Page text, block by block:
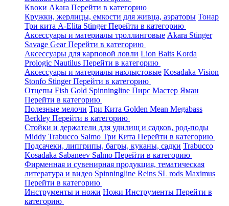
Квоки Akara Перейти в категорию
Кружки, жерлицы, емкости для живца, аэраторы Тонар
Три кита A-Elita StingerПерейти в категорию
Аксессуары и материалы троллинговые Akara Stinger
Savage GearПерейти в категорию
Аксессуары для карповой ловли Lion Baits Korda
Prologic Nautilus Перейти в категорию
Аксессуары и материалы нахлыстовые Kosadaka Vision
Stonfo StingerПерейти в категорию
Отцепы Fish Gold Spinningline Пирс Мастер Яман
Перейти в категорию
Полезные мелочи Три Кита Golden Mean Megabass
Berkley Перейти в категорию
Стойки и держатели для удилищ и садков, род-поды
Middy Trabucco Salmo Три Кита Перейти в категорию
Подсачеки, липгрипы, багры, куканы, садки Trabucco
Kosadaka Sabaneev Salmo Перейти в категорию
Фирменная и сувенирная продукция, тематическая
литература и видео Spinningline Reins SL rods Maximus
Перейти в категорию
Инструменты и ножи Ножи Инструменты Перейти в
категорию